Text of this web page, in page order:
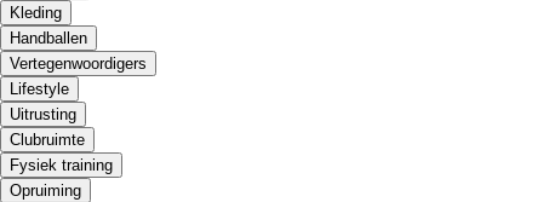
Kleding
Handballen
Vertegenwoordigers
Lifestyle
Uitrusting
Clubruimte
Fysiek training
Opruiming